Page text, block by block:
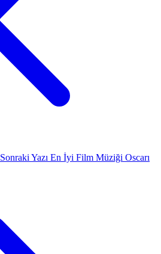
Sonraki Yazı En İyi Film Müziği Oscarı